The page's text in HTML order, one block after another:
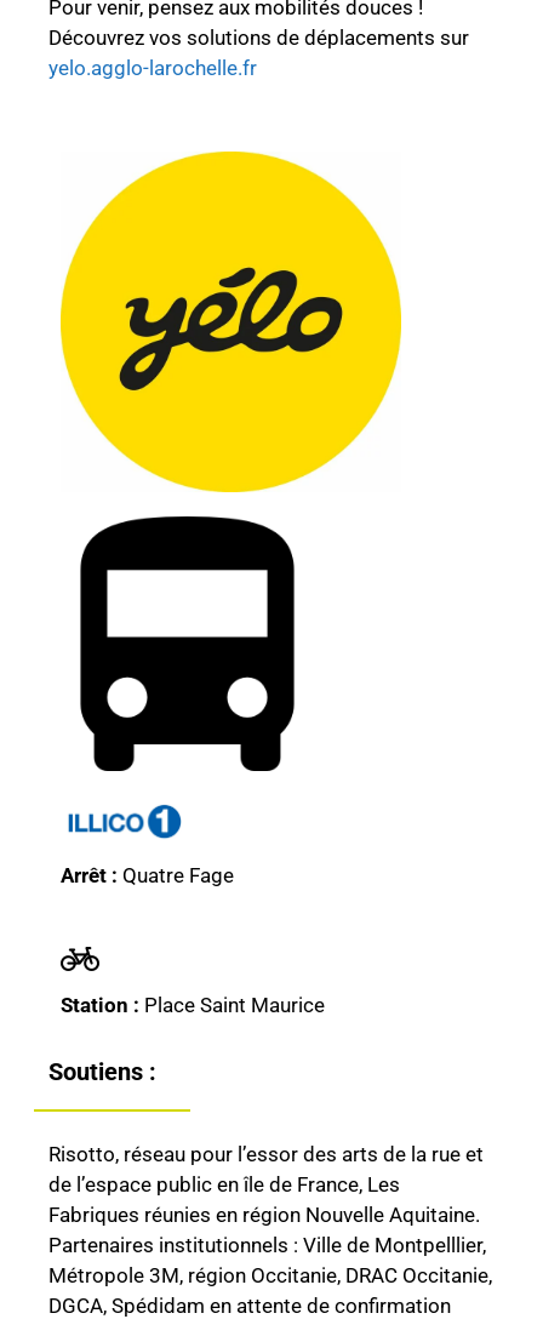
Pour venir, pensez aux mobilités douces !
Découvrez vos solutions de déplacements sur
yelo.agglo-larochelle.fr
Arrêt : Quatre Fage
Station : Place Saint Maurice
Soutiens :
Risotto, réseau pour l’essor des arts de la rue et
de l’espace public en île de France, Les
Fabriques réunies en région Nouvelle Aquitaine.
Partenaires institutionnels : Ville de Montpelllier,
Métropole 3M, région Occitanie, DRAC Occitanie,
DGCA, Spédidam en attente de confirmation